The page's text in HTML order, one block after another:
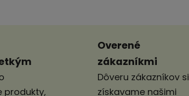
produkty,
Overené
zákazníkmi
Dôveru zákazníkov si
získavame našimi